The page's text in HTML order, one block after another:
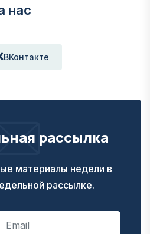
нас
ВКонтакте
рассылка
материалы недели в
рассылке.